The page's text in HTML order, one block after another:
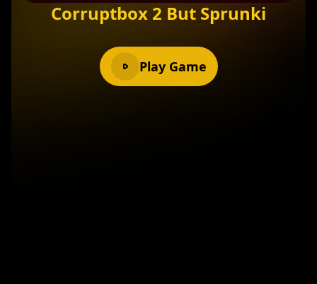
Corruptbox 2 But Sprunki
Play Game